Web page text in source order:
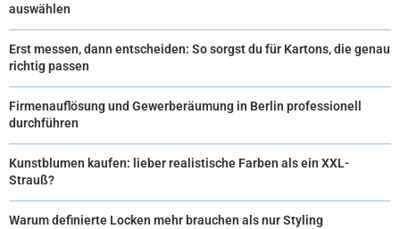
auswählen
Erst messen, dann entscheiden: So sorgst du für Kartons, die genau
richtig passen
Firmenauflösung und Gewerberäumung in Berlin professionell
durchführen
Kunstblumen kaufen: lieber realistische Farben als ein XXL-
Strauß?
Warum definierte Locken mehr brauchen als nur Styling